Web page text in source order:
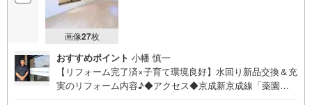
画像27枚
おすすめポイント 小幡 慎一
【リフォーム完了済×子育て環境良好】水回り新品交換＆充
実のリフォーム内容♪◆アクセス◆京成新京成線「薬園